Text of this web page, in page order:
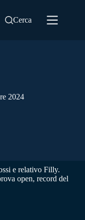
Cerca
2024
e relativo Filly.
open, record del